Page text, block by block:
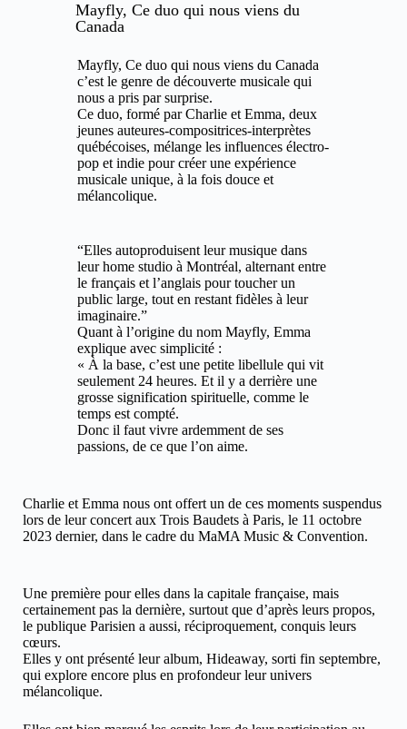
Mayfly, Ce duo qui nous viens du
Canada
Mayfly, Ce duo qui nous viens du Canada
c’est le genre de découverte musicale qui
nous a pris par surprise.
Ce duo, formé par Charlie et Emma, deux
jeunes auteures-compositrices-interprètes
québécoises, mélange les influences électro-
pop et indie pour créer une expérience
musicale unique, à la fois douce et
mélancolique.
“Elles autoproduisent leur musique dans
leur home studio à Montréal, alternant entre
le français et l’anglais pour toucher un
public large, tout en restant fidèles à leur
imaginaire.”
Quant à l’origine du nom Mayfly, Emma
explique avec simplicité :
« À la base, c’est une petite libellule qui vit
seulement 24 heures. Et il y a derrière une
grosse signification spirituelle, comme le
temps est compté.
Donc il faut vivre ardemment de ses
passions, de ce que l’on aime.
Charlie et Emma nous ont offert un de ces moments suspendus
lors de leur concert aux Trois Baudets à Paris, le 11 octobre
2023 dernier, dans le cadre du MaMA Music & Convention.
Une première pour elles dans la capitale française, mais
certainement pas la dernière, surtout que d’après leurs propos,
le publique Parisien a aussi, réciproquement, conquis leurs
cœurs.
Elles y ont présenté leur album, Hideaway, sorti fin septembre,
qui explore encore plus en profondeur leur univers
mélancolique.